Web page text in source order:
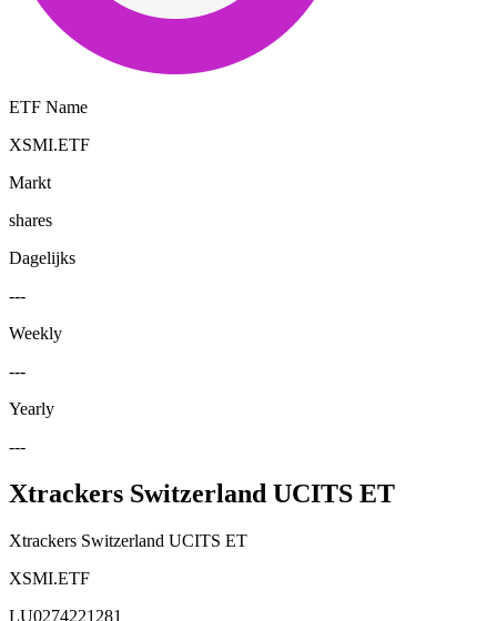
ETF Name
XSMI.ETF
Markt
shares
Dagelijks
---
Weekly
---
Yearly
---
Xtrackers Switzerland UCITS ET
Xtrackers Switzerland UCITS ET
XSMI.ETF
LU0274221281